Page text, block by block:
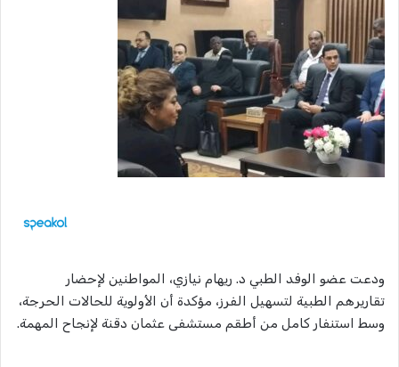
ودعت عضو الوفد الطبي د. ريهام نيازي، المواطنين لإحضار
تقاريرهم الطبية لتسهيل الفرز، مؤكدة أن الأولوية للحالات الحرجة،
وسط استنفار كامل من أطقم مستشفى عثمان دقنة لإنجاح المهمة.